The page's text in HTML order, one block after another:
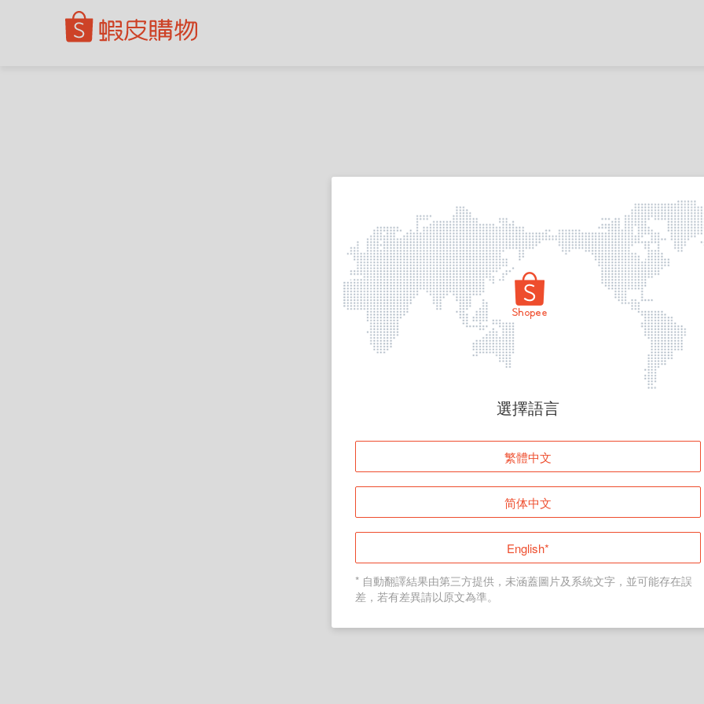
頁面無法顯示
登入
返回首頁
選擇語言
繁體中文
简体中文
English*
* 自動翻譯結果由第三方提供，未涵蓋圖片及系統文字，並可能存在誤
差，若有差異請以原文為準。